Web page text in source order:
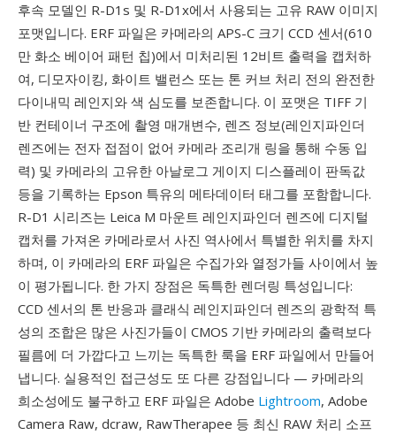
후속 모델인 R-D1s 및 R-D1x에서 사용되는 고유 RAW 이미지
포맷입니다. ERF 파일은 카메라의 APS-C 크기 CCD 센서(610
만 화소 베이어 패턴 칩)에서 미처리된 12비트 출력을 캡처하
여, 디모자이킹, 화이트 밸런스 또는 톤 커브 처리 전의 완전한
다이내믹 레인지와 색 심도를 보존합니다. 이 포맷은 TIFF 기
반 컨테이너 구조에 촬영 매개변수, 렌즈 정보(레인지파인더
렌즈에는 전자 접점이 없어 카메라 조리개 링을 통해 수동 입
력) 및 카메라의 고유한 아날로그 게이지 디스플레이 판독값
등을 기록하는 Epson 특유의 메타데이터 태그를 포함합니다.
R-D1 시리즈는 Leica M 마운트 레인지파인더 렌즈에 디지털
캡처를 가져온 카메라로서 사진 역사에서 특별한 위치를 차지
하며, 이 카메라의 ERF 파일은 수집가와 열정가들 사이에서 높
이 평가됩니다. 한 가지 장점은 독특한 렌더링 특성입니다:
CCD 센서의 톤 반응과 클래식 레인지파인더 렌즈의 광학적 특
성의 조합은 많은 사진가들이 CMOS 기반 카메라의 출력보다
필름에 더 가깝다고 느끼는 독특한 룩을 ERF 파일에서 만들어
냅니다. 실용적인 접근성도 또 다른 강점입니다 — 카메라의
희소성에도 불구하고 ERF 파일은 Adobe Lightroom, Adobe
Camera Raw, dcraw, RawTherapee 등 최신 RAW 처리 소프